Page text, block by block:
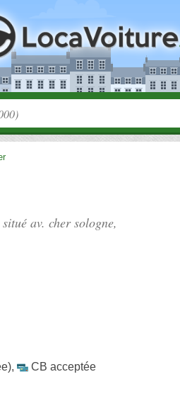
av. cher sologne,
,
CB acceptée